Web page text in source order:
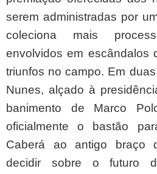
serem administradas por
coleciona mais
envolvidos em escândalos
triunfos no campo. Em
Nunes, alçado à
banimento de Marco
oficialmente o bastão
Caberá ao antigo braço
decidir sobre o futuro